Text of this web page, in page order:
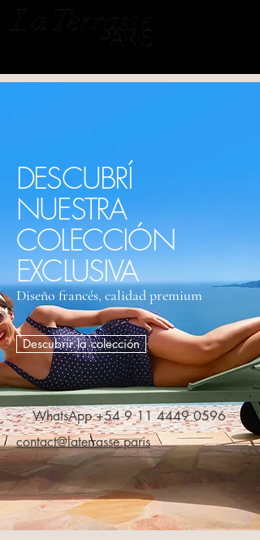
DESCUBRÍ
NUESTRA
COLECCIÓN
EXCLUSIVA
Diseño francés, calidad premium
Descubrir la colección
WhatsApp+54 9 11 4449 0596
contact@laterrasse.paris